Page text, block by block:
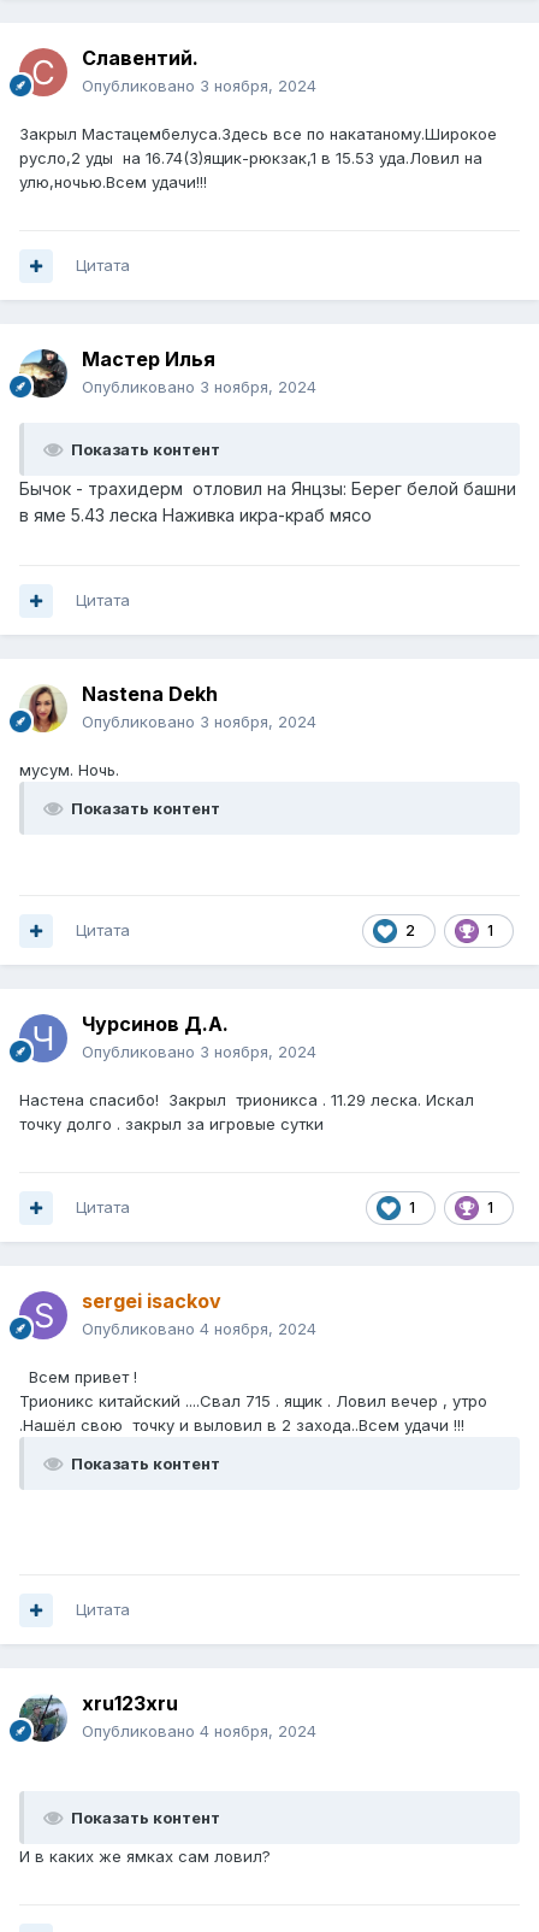
Славентий.
Опубликовано 3 ноября, 2024
Закрыл Мастацембелуса.Здесь все по накатаному.Широкое
русло,2 уды на 16.74(3)ящик-рюкзак,1 в 15.53 уда.Ловил на
улю,ночью.Всем удачи!!!
Цитата
Мастер Илья
Опубликовано 3 ноября, 2024
Показать контент
Бычок - трахидерм отловил на Янцзы: Берег белой башни
в яме 5.43 леска Наживка икра-краб мясо
Цитата
Nastena Dekh
Опубликовано 3 ноября, 2024
мусум. Ночь.
Показать контент
2 1
Цитата
Чурсинов Д.А.
Опубликовано 3 ноября, 2024
Настена спасибо! Закрыл трионикса . 11.29 леска. Искал
точку долго . закрыл за игровые сутки
1 1
Цитата
sergei isackov
Опубликовано 4 ноября, 2024
Всем привет !
Трионикс китайский ....Свал 715 . ящик . Ловил вечер , утро
.Нашёл свою точку и выловил в 2 захода..Всем удачи !!!
Показать контент
Цитата
xru123xru
Опубликовано 4 ноября, 2024
Показать контент
И в каких же ямках сам ловил?